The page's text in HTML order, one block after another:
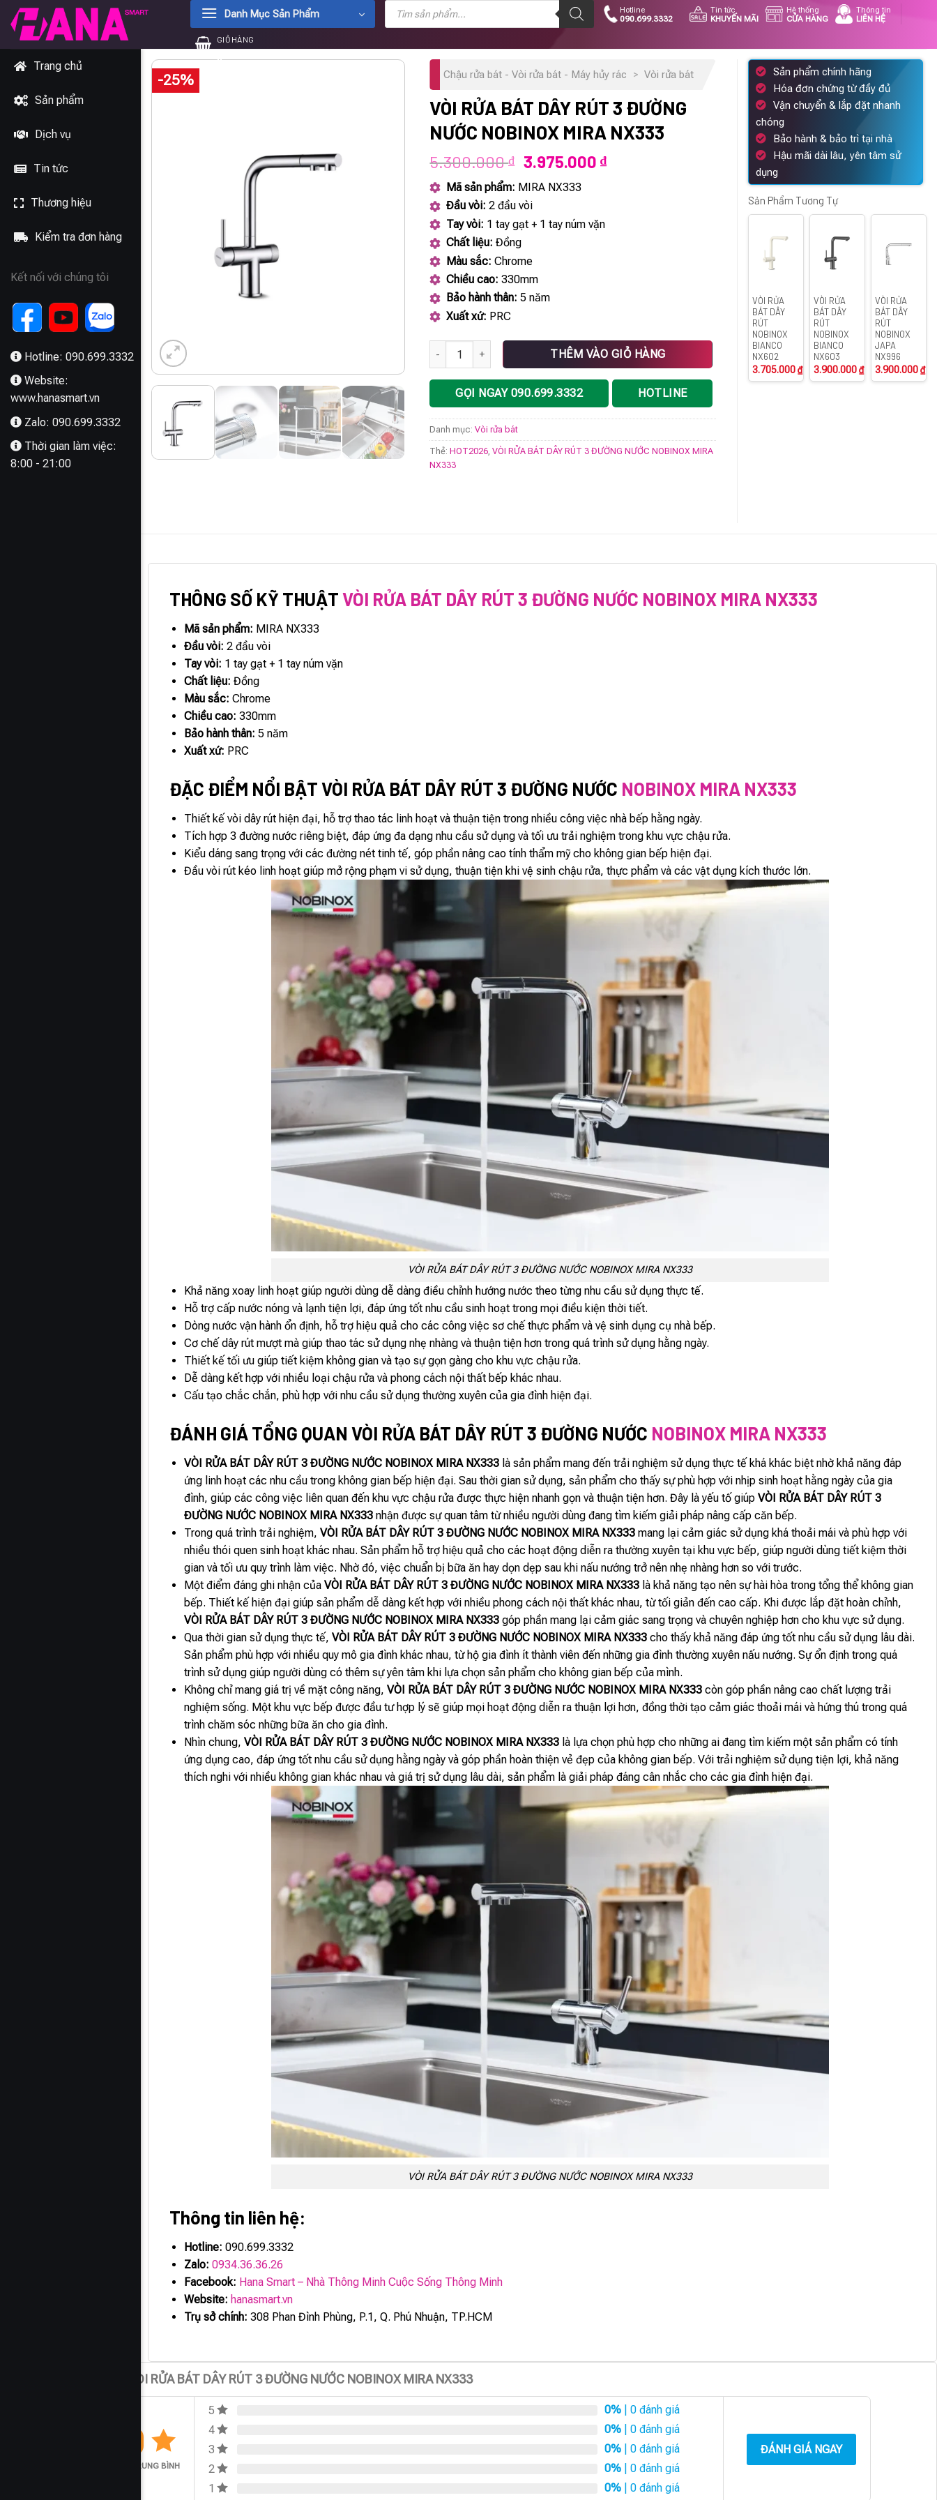
Chuyển
đến
dung
Danh Mục Sản Phẩm
Tìm
kiếm
phẩm
Hotline
090.699.3332
Tin tức
KHUYẾN MÃI
Hệ thống
CỬA HÀNG
Thông tin
LIÊN HỆ
GIỎ HÀNG
0₫
Trang chủ
Sản phẩm
Dịch vụ
Tin tức
Thương hiệu
Kiểm tra đơn hàng
Kết nối với chúng tôi
Hotline: 090.699.3332
Website:
www.hanasmart.vn
Zalo: 090.699.3332
Thời gian làm việc:
8:00 - 21:00
-25% Chậu rửa bát - Vòi rửa bát - Máy hủy rác > Vòi rửa bát
VÒI RỬA BÁT DÂY RÚT 3 ĐƯỜNG
NƯỚC NOBINOX MIRA NX333
5.300.000₫ Giá
gốc
là:
5.300.000 ₫.
3.975.000 ₫Giá
Mã sản phẩm: MIRA NX333
Đầu vòi: 2 đầu vòi
Tay vòi: 1 tay gạt + 1 tay núm vặn
Chất liệu: Đồng
Màu sắc: Chrome
Chiều cao:330mm
Bảo hành thân:5 năm
Xuất xứ: PRC
VÒI RỬA BÁT DÂY RÚT 3 ĐƯỜNG NƯỚC NOBINOX MIRA NX333 số lượng
THÊM VÀO GIỎ HÀNG
GỌI NGAY 090.699.3332 HOTLINE
Danh mục:Vòi rửa bát
Thẻ:HOT2026,VÒI RỬA BÁT DÂY RÚT 3 ĐƯỜNG NƯỚC NOBINOX MIRA
NX333
Sản phẩm chính hãng
Hóa đơn chứng từ đầy đủ
Vận chuyển & lắp đặt nhanh
chóng
Bảo hành & bảo trì tại nhà
Hậu mãi dài lâu, yên tâm sử
dụng
Sản Phẩm Tương Tự
VÒI RỬA
BÁT DÂY
RÚT
NOBINOX
BIANCO
NX602
3.705.000₫
VÒI RỬA
BÁT DÂY
RÚT
NOBINOX
BIANCO
NX603
3.900.000₫
VÒI RỬA
BÁT DÂY
RÚT
NOBINOX
JAPA
NX996
3.900.000₫
THÔNG SỐ KỸ THUẬTVÒI RỬA BÁT DÂY RÚT 3 ĐƯỜNG NƯỚC NOBINOX MIRA NX333
Mã sản phẩm: MIRA NX333
Đầu vòi: 2 đầu vòi
Tay vòi: 1 tay gạt + 1 tay núm vặn
Chất liệu: Đồng
Màu sắc: Chrome
Chiều cao:330mm
Bảo hành thân:5 năm
Xuất xứ: PRC
ĐẶC ĐIỂM NỔI BẬT VÒI RỬA BÁT DÂY RÚT 3 ĐƯỜNG NƯỚC NOBINOX MIRA NX333
Thiết kế vòi dây rút hiện đại, hỗ trợ thao tác linh hoạt và thuận tiện trong nhiều công việc nhà bếp hằng ngày.
Tích hợp 3 đường nước riêng biệt, đáp ứng đa dạng nhu cầu sử dụng và tối ưu trải nghiệm trong khu vực chậu rửa.
Kiểu dáng sang trọng với các đường nét tinh tế, góp phần nâng cao tính thẩm mỹ cho không gian bếp hiện đại.
Đầu vòi rút kéo linh hoạt giúp mở rộng phạm vi sử dụng, thuận tiện khi vệ sinh chậu rửa, thực phẩm và các vật dụng kích thước lớn.
VÒI RỬA BÁT DÂY RÚT 3 ĐƯỜNG NƯỚC NOBINOX MIRA NX333
Khả năng xoay linh hoạt giúp người dùng dễ dàng điều chỉnh hướng nước theo từng nhu cầu sử dụng thực tế.
Hỗ trợ cấp nước nóng và lạnh tiện lợi, đáp ứng tốt nhu cầu sinh hoạt trong mọi điều kiện thời tiết.
Dòng nước vận hành ổn định, hỗ trợ hiệu quả cho các công việc sơ chế thực phẩm và vệ sinh dụng cụ nhà bếp.
Cơ chế dây rút mượt mà giúp thao tác sử dụng nhẹ nhàng và thuận tiện hơn trong quá trình sử dụng hằng ngày.
Thiết kế tối ưu giúp tiết kiệm không gian và tạo sự gọn gàng cho khu vực chậu rửa.
Dễ dàng kết hợp với nhiều loại chậu rửa và phong cách nội thất bếp khác nhau.
Cấu tạo chắc chắn, phù hợp với nhu cầu sử dụng thường xuyên của gia đình hiện đại.
ĐÁNH GIÁ TỔNG QUAN VÒI RỬA BÁT DÂY RÚT 3 ĐƯỜNG NƯỚC NOBINOX MIRA NX333
VÒI RỬA BÁT DÂY RÚT 3 ĐƯỜNG NƯỚC NOBINOX MIRA NX333 là sản phẩm mang đến trải nghiệm sử dụng thực tế khá khác biệt nhờ khả năng đáp
ứng linh hoạt các nhu cầu trong không gian bếp hiện đại. Sau thời gian sử dụng, sản phẩm cho thấy sự phù hợp với nhịp sinh hoạt hằng ngày của gia
đình, giúp các công việc liên quan đến khu vực chậu rửa được thực hiện nhanh gọn và thuận tiện hơn. Đây là yếu tố giúpVÒI RỬA BÁT DÂY RÚT 3
ĐƯỜNG NƯỚC NOBINOX MIRA NX333 nhận được sự quan tâm từ nhiều người dùng đang tìm kiếm giải pháp nâng cấp căn bếp.
Trong quá trình trải nghiệm,VÒI RỬA BÁT DÂY RÚT 3 ĐƯỜNG NƯỚC NOBINOX MIRA NX333 mang lại cảm giác sử dụng khá thoải mái và phù hợp với
nhiều thói quen sinh hoạt khác nhau. Sản phẩm hỗ trợ hiệu quả cho các hoạt động diễn ra thường xuyên tại khu vực bếp, giúp người dùng tiết kiệm thời
gian và tối ưu quy trình làm việc. Nhờ đó, việc chuẩn bị bữa ăn hay dọn dẹp sau khi nấu nướng trở nên nhẹ nhàng hơn so với trước.
Một điểm đáng ghi nhận củaVÒI RỬA BÁT DÂY RÚT 3 ĐƯỜNG NƯỚC NOBINOX MIRA NX333 là khả năng tạo nên sự hài hòa trong tổng thể không gian
bếp. Thiết kế hiện đại giúp sản phẩm dễ dàng kết hợp với nhiều phong cách nội thất khác nhau, từ tối giản đến cao cấp. Khi được lắp đặt hoàn chỉnh,
VÒI RỬA BÁT DÂY RÚT 3 ĐƯỜNG NƯỚC NOBINOX MIRA NX333 góp phần mang lại cảm giác sang trọng và chuyên nghiệp hơn cho khu vực sử dụng.
Qua thời gian sử dụng thực tế,VÒI RỬA BÁT DÂY RÚT 3 ĐƯỜNG NƯỚC NOBINOX MIRA NX333 cho thấy khả năng đáp ứng tốt nhu cầu sử dụng lâu dài.
Sản phẩm phù hợp với nhiều quy mô gia đình khác nhau, từ hộ gia đình ít thành viên đến những gia đình thường xuyên nấu nướng. Sự ổn định trong quá
trình sử dụng giúp người dùng có thêm sự yên tâm khi lựa chọn sản phẩm cho không gian bếp của mình.
Không chỉ mang giá trị về mặt công năng,VÒI RỬA BÁT DÂY RÚT 3 ĐƯỜNG NƯỚC NOBINOX MIRA NX333 còn góp phần nâng cao chất lượng trải
nghiệm sống. Một khu vực bếp được đầu tư hợp lý sẽ giúp mọi hoạt động diễn ra thuận lợi hơn, đồng thời tạo cảm giác thoải mái và hứng thú trong quá
trình chăm sóc những bữa ăn cho gia đình.
Nhìn chung,VÒI RỬA BÁT DÂY RÚT 3 ĐƯỜNG NƯỚC NOBINOX MIRA NX333 là lựa chọn phù hợp cho những ai đang tìm kiếm một sản phẩm có tính
ứng dụng cao, đáp ứng tốt nhu cầu sử dụng hằng ngày và góp phần hoàn thiện vẻ đẹp của không gian bếp. Với trải nghiệm sử dụng tiện lợi, khả năng
thích nghi với nhiều không gian khác nhau và giá trị sử dụng lâu dài, sản phẩm là giải pháp đáng cân nhắc cho các gia đình hiện đại.
VÒI RỬA BÁT DÂY RÚT 3 ĐƯỜNG NƯỚC NOBINOX MIRA NX333
Thông tin liên hệ:
Hotline: 090.699.3332
Zalo: 0934.36.36.26
Facebook: Hana Smart – Nhà Thông Minh Cuộc Sống Thông Minh
Website: hanasmart.vn
Trụ sở chính: 308 Phan Đình Phùng, P.1, Q. Phú Nhuận, TP.HCM
Đánh giá VÒI RỬA BÁT DÂY RÚT 3 ĐƯỜNG NƯỚC NOBINOX MIRA NX333
0.0
ĐÁNH GIÁ TRUNG BÌNH
5 0%| 0 đánh giá
4
0%| 0 đánh giá
3
0%| 0 đánh giá
2
0%| 0 đánh giá
1
0%| 0 đánh giá
ĐÁNH GIÁ NGAY